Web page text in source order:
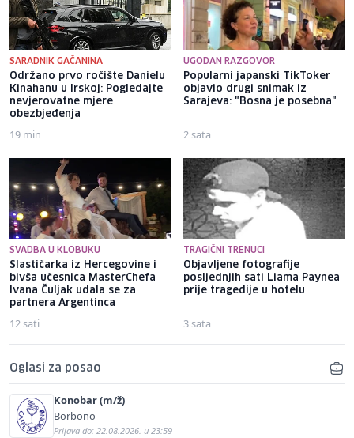
SARADNIK GAČANINA
Održano prvo ročište Danielu
Kinahanu u Irskoj: Pogledajte
nevjerovatne mjere
obezbjeđenja
19 min
UGODAN RAZGOVOR
Popularni japanski TikToker
objavio drugi snimak iz
Sarajeva: "Bosna je posebna"
2 sata
SVADBA U KLOBUKU
Slastičarka iz Hercegovine i
bivša učesnica MasterChefa
Ivana Čuljak udala se za
partnera Argentinca
12 sati
TRAGIČNI TRENUCI
Objavljene fotografije
posljednjih sati Liama ​​Paynea
prije tragedije u hotelu
3 sata
Oglasi za posao
Konobar (m/ž)
Borbono
Prijava do: 22.08.2026. u 23:59